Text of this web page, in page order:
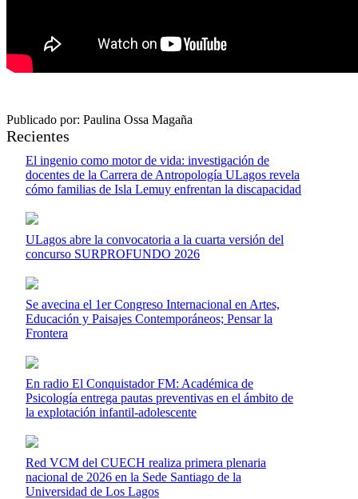
Publicado por: Paulina Ossa Magaña
Recientes
El ingenio como motor de vida: investigación de
docentes de la Carrera de Antropología ULagos revela
cómo familias de Isla Lemuy enfrentan la discapacidad
ULagos abre la convocatoria a la cuarta versión del
concurso SURPROFUNDO 2026
Se avecina el 1er Congreso Internacional en Artes,
Educación y Paisajes Contemporáneos; Pensar la
Frontera
En radio El Conquistador FM: Académica de
Psicología entrega pautas preventivas en el ámbito de
la explotación infantil-adolescente
Red VCM del CUECH realiza primera plenaria
nacional de 2026 en la Sede Santiago de la
Universidad de Los Lagos